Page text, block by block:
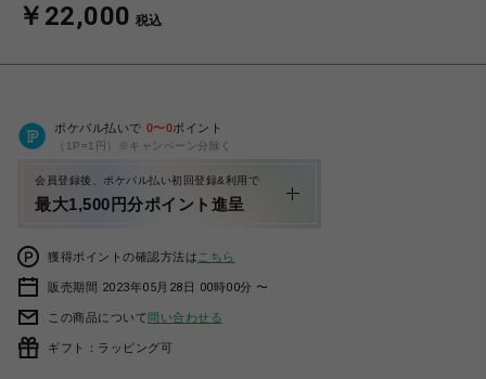
￥22,000 税込
ポケパル払いで 0〜0ポイント
（1P=1円）※キャンペーン分除く
会員登録後、ポケパル払い初回登録&利用で
最大1,500円分ポイント進呈
獲得ポイントの確認方法は こちら
販売期間 2023年05月28日 00時00分 〜
この商品について問い合わせる
ギフト：ラッピング可